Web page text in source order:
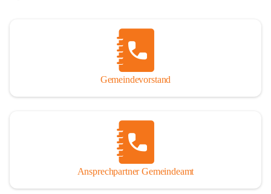
Gemeindevorstand
Ansprechpartner Gemeindeamt